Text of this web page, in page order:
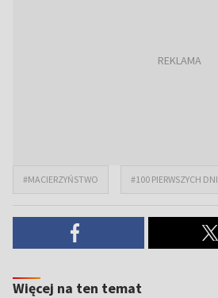
#MACIERZYŃSTWO #100 PIERWSZYCH DNI
Więcej na ten temat